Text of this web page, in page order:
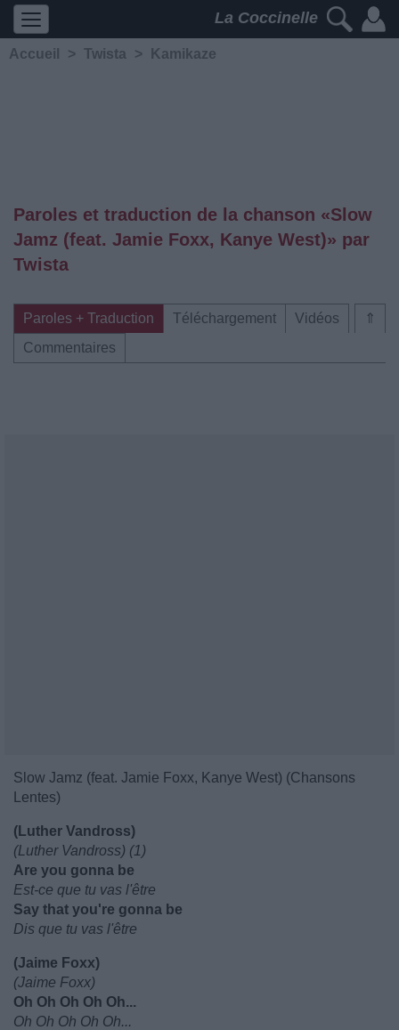
La Coccinelle
Accueil > Twista > Kamikaze
Paroles et traduction de la chanson «Slow
Jamz (feat. Jamie Foxx, Kanye West)» par
Twista
⇑
Paroles + Traduction Téléchargement
Vidéos
Commentaires
Slow Jamz (feat. Jamie Foxx, Kanye West) (Chansons
Lentes)
(Luther Vandross)
(Luther Vandross) (1)
Are you gonna be
Est-ce que tu vas l'être
Say that you're gonna be
Dis que tu vas l'être
(Jaime Foxx)
(Jaime Foxx)
Oh Oh Oh Oh Oh...
Oh Oh Oh Oh Oh...